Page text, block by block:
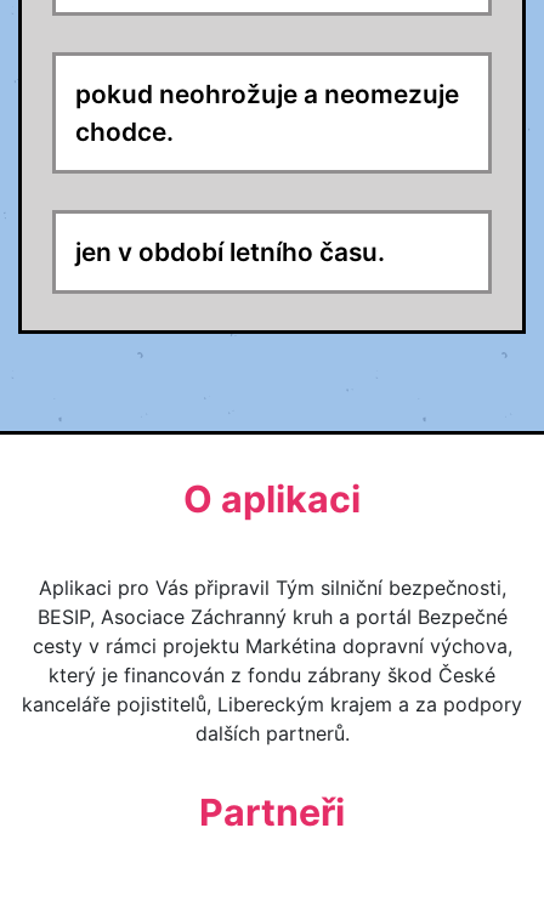
pokud neohrožuje a neomezuje
chodce.
jen v období letního času.
O aplikaci
Aplikaci pro Vás připravil Tým silniční bezpečnosti,
BESIP, Asociace Záchranný kruh a portál Bezpečné
cesty v rámci projektu Markétina dopravní výchova,
který je financován z fondu zábrany škod České
kanceláře pojistitelů, Libereckým krajem a za podpory
dalších partnerů.
Partneři